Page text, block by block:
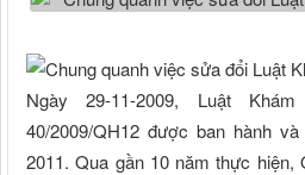
Ngày 29-11-2009, Luật
40/2009/QH12 được ban hành
2011. Qua gần 10 năm thực hiện,